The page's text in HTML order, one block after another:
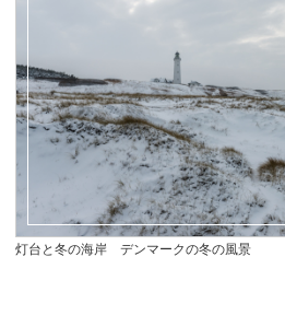
灯台と冬の海岸 デンマークの冬の風景